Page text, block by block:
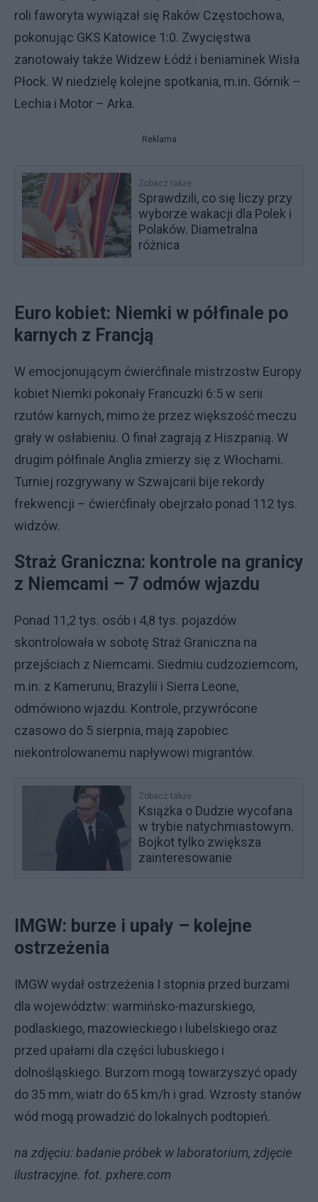
roli faworyta wywiązał się Raków Częstochowa,
pokonując GKS Katowice 1:0. Zwycięstwa
zanotowały także Widzew Łódź i beniaminek Wisła
Płock. W niedzielę kolejne spotkania, m.in. Górnik –
Lechia i Motor – Arka.
Reklama
Zobacz także
Sprawdzili, co się liczy przy
wyborze wakacji dla Polek i
Polaków. Diametralna
różnica
Euro kobiet: Niemki w półfinale po
karnych z Francją
W emocjonującym ćwierćfinale mistrzostw Europy
kobiet Niemki pokonały Francuzki 6:5 w serii
rzutów karnych, mimo że przez większość meczu
grały w osłabieniu. O finał zagrają z Hiszpanią. W
drugim półfinale Anglia zmierzy się z Włochami.
Turniej rozgrywany w Szwajcarii bije rekordy
frekwencji – ćwierćfinały obejrzało ponad 112 tys.
widzów.
Straż Graniczna: kontrole na granicy
z Niemcami – 7 odmów wjazdu
Ponad 11,2 tys. osób i 4,8 tys. pojazdów
skontrolowała w sobotę Straż Graniczna na
przejściach z Niemcami. Siedmiu cudzoziemcom,
m.in. z Kamerunu, Brazylii i Sierra Leone,
odmówiono wjazdu. Kontrole, przywrócone
czasowo do 5 sierpnia, mają zapobiec
niekontrolowanemu napływowi migrantów.
Zobacz także
Książka o Dudzie wycofana
w trybie natychmiastowym.
Bojkot tylko zwiększa
zainteresowanie
IMGW: burze i upały – kolejne
ostrzeżenia
IMGW wydał ostrzeżenia I stopnia przed burzami
dla województw: warmińsko-mazurskiego,
podlaskiego, mazowieckiego i lubelskiego oraz
przed upałami dla części lubuskiego i
dolnośląskiego. Burzom mogą towarzyszyć opady
do 35 mm, wiatr do 65 km/h i grad. Wzrosty stanów
wód mogą prowadzić do lokalnych podtopień.
na zdjęciu: badanie próbek w laboratorium, zdjęcie
ilustracyjne. fot. pxhere.com